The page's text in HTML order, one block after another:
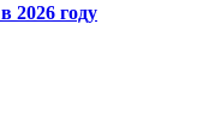
2026 году